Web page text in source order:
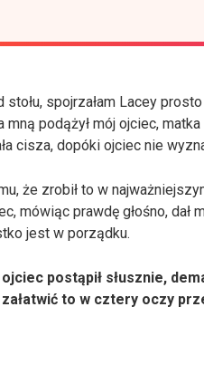
stołu, spojrzałam Lacey
mną podążył mój ojciec,
cisza, dopóki ojciec nie
że zrobił to w
mówiąc prawdę głośno,
jest w porządku.
postąpił słusznie,
załatwić to w cztery oczy